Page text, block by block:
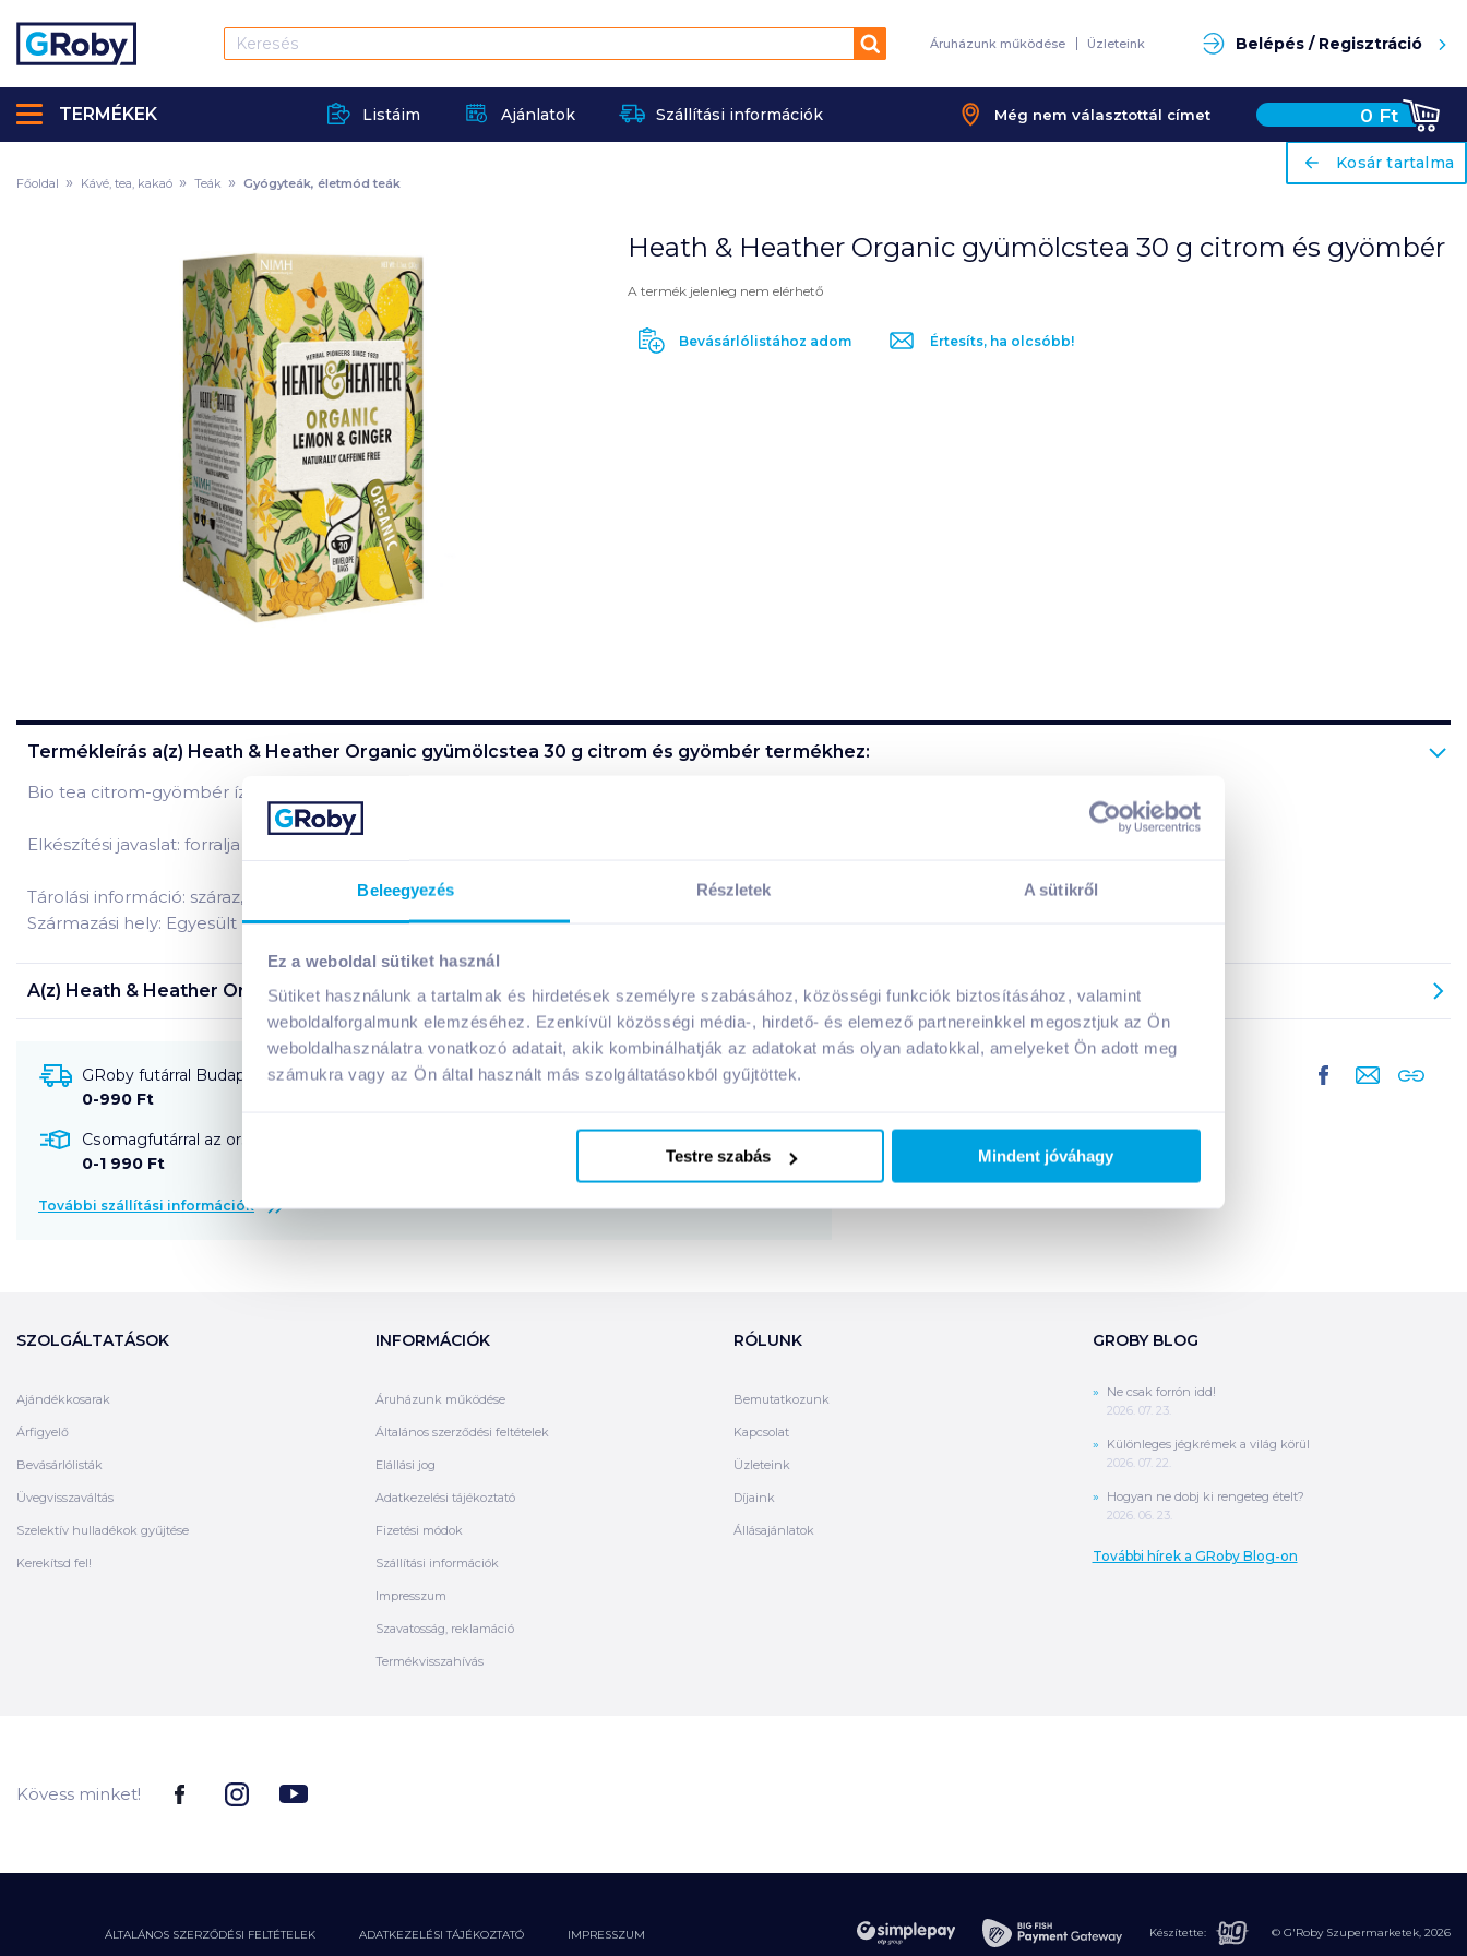
Beleegyezés Részletek A sütikről
Ez a weboldal sütiket használ
Sütiket használunk a tartalmak és hirdetések személyre szabásához, közösségi funkciók biztosításához, valamint
weboldalforgalmunk elemzéséhez. Ezenkívül közösségi média-, hirdető- és elemező partnereinkkel megosztjuk az Ön
weboldalhasználatra vonatkozó adatait, akik kombinálhatják az adatokat más olyan adatokkal, amelyeket Ön adott meg
számukra vagy az Ön által használt más szolgáltatásokból gyűjtöttek.
Testre szabás Mindent jóváhagy
Keresés Áruházunk működése Üzleteink Belépés / Regisztráció
Listáim Ajánlatok Szállítási információk Még nem választottál címet 0 Ft
TERMÉKEK
ariaLabel
Kosár tartalma
MEGRENDELÉS
Főoldal Kávé, tea, kakaó Teák Gyógyteák, életmód teák
Heath & Heather Organic gyümölcstea 30 g citrom és gyömbér
A termék jelenleg nem elérhető
Bevásárlólistához adom Értesíts, ha olcsóbb!
Termékleírás a(z) Heath & Heather Organic gyümölcstea 30 g citrom és gyömbér termékhez:
Bio tea citrom-gyömbér ízzel. A Heath & Heather Organic tea koffeinmentes, így a nehezen alvók barátja lehet! Tejjel vagy tej nélkül is élvezhető!
Elkészítési javaslat: forralja fel a vizet, majd hagyja hűlni pár percet. Ezután áztassa a filtereket 2-3 percig.
Tárolási információ: száraz, hűvös helyen tárolandó!
Származási hely: Egyesült Királyság
A(z) Heath & Heather Organic gyümölcstea 30 g citrom és gyömbértermék összetevői:
GRoby futárral Budapestre és környékére szállítható
0-990 Ft
Csomagfutárral az ország egész területére szállítható!
0-1 990 Ft
További szállítási információk
SZOLGÁLTATÁSOK
Ajándékkosarak
Árfigyelő
Bevásárlólisták
Üvegvisszaváltás
Szelektív hulladékok gyűjtése
Kerekítsd fel!
INFORMÁCIÓK
Áruházunk működése
Általános szerződési feltételek
Elállási jog
Adatkezelési tájékoztató
Fizetési módok
Szállítási információk
Impresszum
Szavatosság, reklamáció
Termékvisszahívás
RÓLUNK
Bemutatkozunk
Kapcsolat
Üzleteink
Díjaink
Állásajánlatok
GROBY BLOG
Ne csak forrón idd!
2026. 07. 23.
Különleges jégkrémek a világ körül
2026. 07. 22.
Hogyan ne dobj ki rengeteg ételt?
2026. 06. 23.
További hírek a GRoby Blog-on
Kövess minket!
ÁLTALÁNOS SZERZŐDÉSI FELTÉTELEK ADATKEZELÉSI TÁJÉKOZTATÓ IMPRESSZUM Készítette: © G'Roby Szupermarketek, 2026